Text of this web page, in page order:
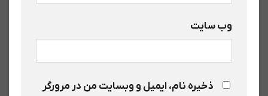
وب‌ سایت
ذخیره نام، ایمیل و وبسایت من در مرورگر